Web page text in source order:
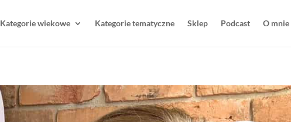
Kategorie wiekowe Kategorie tematyczne Sklep Podcast O mnie